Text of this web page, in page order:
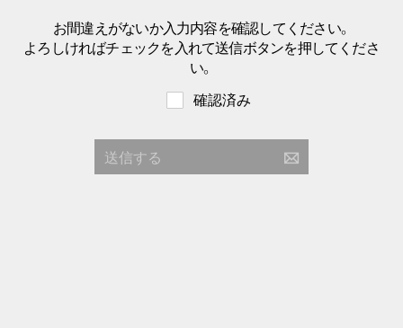
お間違えがないか入力内容を確認してください。
よろしければチェックを入れて送信ボタンを押してくださ
い。
確認済み